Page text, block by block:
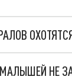
НЕ